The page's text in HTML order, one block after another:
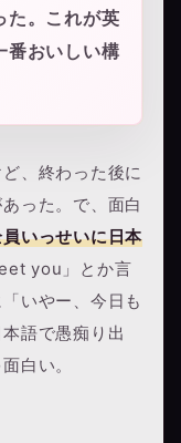
た。これが英
番おいしい構
、終わった後に
った。で、面白
いっせいに日本
you」とか言
いやー、今日も
語で愚痴り出
白い。